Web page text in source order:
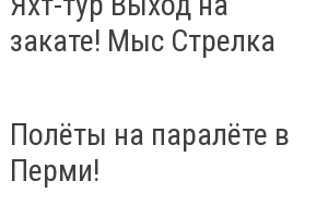
закате! Мыс Стрелка
Полёты на паралёте в
Перми!